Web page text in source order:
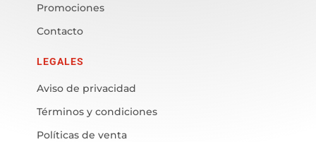
Promociones
Contacto
LEGALES
Aviso de privacidad
Términos y condiciones
Políticas de venta